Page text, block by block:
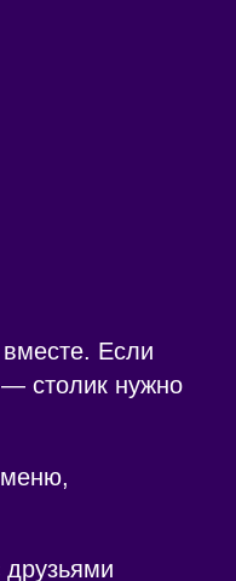
Если
столик нужно
меню,
друзьями